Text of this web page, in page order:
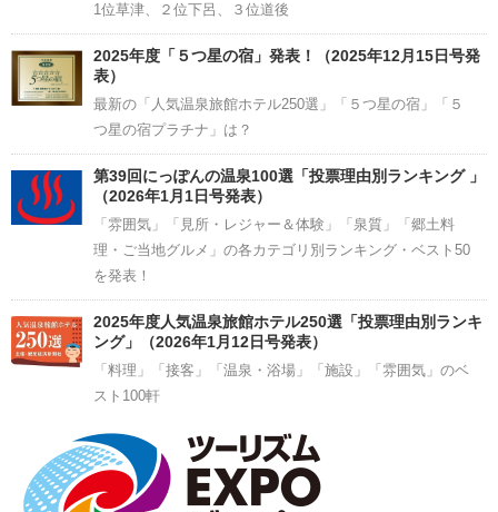
1位草津、２位下呂、３位道後
2025年度「５つ星の宿」発表！（2025年12月15日号発
表）
最新の「人気温泉旅館ホテル250選」「５つ星の宿」「５
つ星の宿プラチナ」は？
第39回にっぽんの温泉100選「投票理由別ランキング 」
（2026年1月1日号発表）
「雰囲気」「見所・レジャー＆体験」「泉質」「郷土料
理・ご当地グルメ」の各カテゴリ別ランキング・ベスト50
を発表！
2025年度人気温泉旅館ホテル250選「投票理由別ランキ
ング」（2026年1月12日号発表）
「料理」「接客」「温泉・浴場」「施設」「雰囲気」のベ
スト100軒